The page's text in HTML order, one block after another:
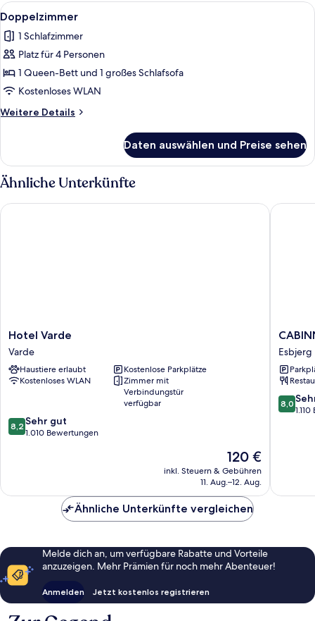
Alle
Fotos
für
Doppelzimmer
anzeigen
Minibar, Verdunkelungsvorhänge,
6
Doppelzimmer
1 Schlafzimmer
Platz für 4 Personen
1 Queen-Bett und 1 großes Schlafsofa
Kostenloses WLAN
Weitere Details
Weitere
Daten auswählen und Preise sehen
Ähnliche Unterkünfte
Hotel
Varde
Varde
Hotel Varde
Varde
Haustiere erlaubt
Kostenlose Parkplätze
Kostenloses WLAN
Zimmer mit
Verbindungstür
verfügbar
8.2
von
Bewertungen
8,2 Sehr gut
1.010 Bewertungen
Der
Preis
beträgt
120 €
inkl. Steuern & Gebühren
11. Aug.–12. Aug.
Hotel Varde
CABINN
Esbjerg
Hotel
Esbjerg
Esbjerg
8.0
von
8,0
Ähnliche Unterkünfte vergleichen
Melde dich an, um verfügbare Rabatte und Vorteile
anzuzeigen. Mehr Prämien für noch mehr Abenteuer!
Anmelden Jetzt kostenlos registrieren